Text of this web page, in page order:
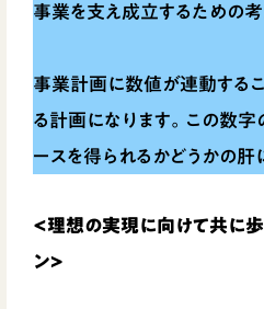
事業を支え成立するための考
事業計画に数値が連動する
る計画になります。この数字
ースを得られるかどうかの肝
<理想の実現に向けて共に歩
ン>